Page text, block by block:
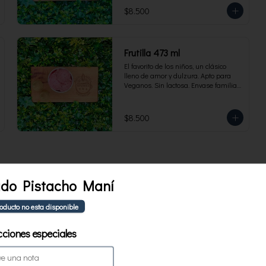
$8.500
Frutilla 473 ml
El favorito de los niños, un clásico
lleno de amor y dulzura. Apto para
Veganos. Sin lactosa. Envase familiar
$8.500
Pistacho Maní
no esta disponible
especiales